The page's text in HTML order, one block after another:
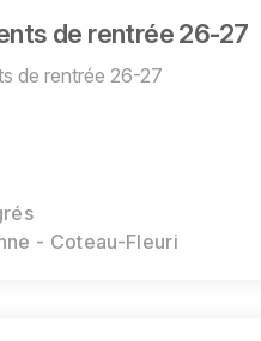
de rentrée 26-27
de rentrée 26-27
- Coteau-Fleuri